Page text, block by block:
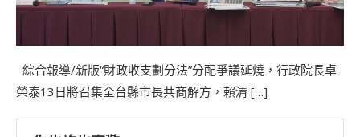
綜合報導/新版“財政收支劃分法”分配爭議延燒，行政院長卓
榮泰13日將召集全台縣市長共商解方，賴清 […]